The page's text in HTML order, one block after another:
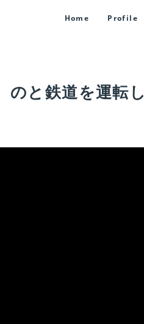
Home Profile
と鉄道を運転し